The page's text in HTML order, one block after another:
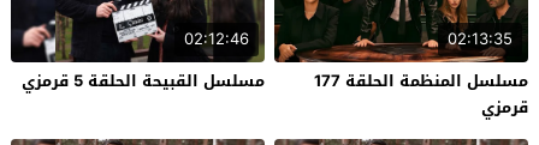
02:13:35
مسلسل المنظمة الحلقة 177
قرمزي
02:12:46
مسلسل القبيحة الحلقة 5 قرمزي